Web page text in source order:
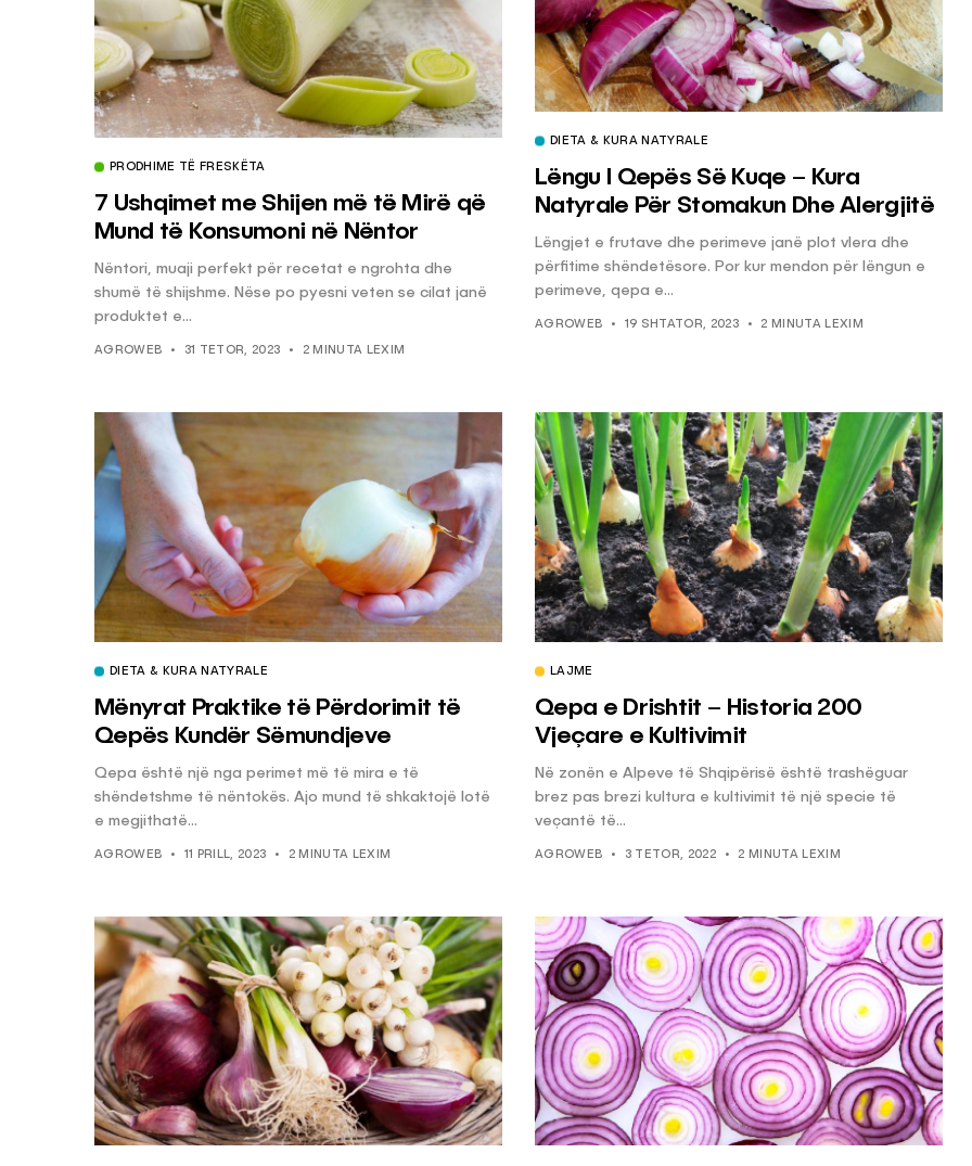
PRODHIME TË FRESKËTA
7 Ushqimet me Shijen më të Mirë që
Mund të Konsumoni në Nëntor
Nëntori, muaji perfekt për recetat e ngrohta dhe
shumë të shijshme. Nëse po pyesni veten se cilat janë
produktet e...
AGROWEB 31 TETOR, 2023 2 MINUTA LEXIM
DIETA & KURA NATYRALE
Lëngu I Qepës Së Kuqe – Kura
Natyrale Për Stomakun Dhe Alergjitë
Lëngjet e frutave dhe perimeve janë plot vlera dhe
përfitime shëndetësore. Por kur mendon për lëngun e
perimeve, qepa e...
AGROWEB 19 SHTATOR, 2023 2 MINUTA LEXIM
DIETA & KURA NATYRALE
Mënyrat Praktike të Përdorimit të
Qepës Kundër Sëmundjeve
Qepa është një nga perimet më të mira e të
shëndetshme të nëntokës. Ajo mund të shkaktojë lotë
e megjithatë...
AGROWEB 11 PRILL, 2023 2 MINUTA LEXIM
LAJME
Qepa e Drishtit – Historia 200
Vjeçare e Kultivimit
Në zonën e Alpeve të Shqipërisë është trashëguar
brez pas brezi kultura e kultivimit të një specie të
veçantë të...
AGROWEB 3 TETOR, 2022 2 MINUTA LEXIM